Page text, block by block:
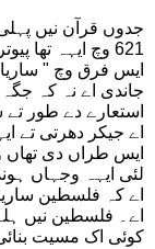
جدوں قرآن نیں
621 وچ ایہہ
ایس فرق وچ "
جاندی اے نہ کہ
استعارے دے طور
اے جیکر دھرتی
ایس طراں دی تھاں
اے کہ فلسطین
اے۔ فلسطین نیں
کوئی اک مسیت